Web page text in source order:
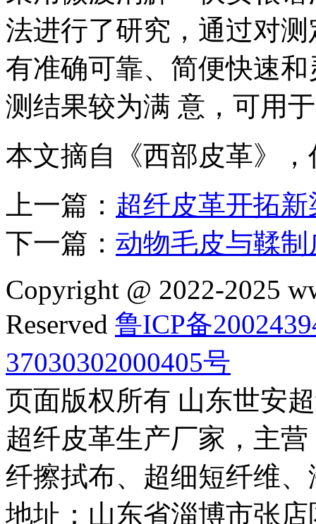
法进行了研究，通过对
有准确可靠、简便快速
测结果较为满 意，可用
本文摘自《西部皮革》
上一篇： 超纤皮革开拓
下一篇： 动物毛皮与鞣
Copyright @ 2022-2025
Reserved 鲁ICP备
37030302000405号
页面版权所有 山东世安
超纤皮革生产厂家，主
纤擦拭布、超细短纤维
地址：山东省淄博市张